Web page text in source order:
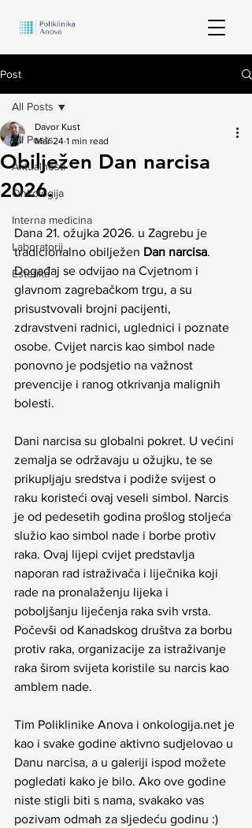
Post
All Posts
Aktualnosti
Onkologija
Interna medicina
Laboratorij
Estetika
All Posts
Obilježen Dan narcisa
2026.
Davor Kust
Mar 24 1 min read
Dana 21. ožujka 2026. u Zagrebu je
tradicionalno obilježen Dan narcisa.
Događaj se odvijao na Cvjetnom i
glavnom zagrebačkom trgu, a su
prisustvovali brojni pacijenti,
zdravstveni radnici, uglednici i poznate
osobe. Cvijet narcis kao simbol nade
ponovno je podsjetio na važnost
prevencije i ranog otkrivanja malignih
bolesti.
Dani narcisa su globalni pokret. U većini
zemalja se održavaju u ožujku, te se
prikupljaju sredstva i podiže svijest o
raku koristeći ovaj veseli simbol. Narcis
je od pedesetih godina prošlog stoljeća
služio kao simbol nade i borbe protiv
raka. Ovaj lijepi cvijet predstavlja
naporan rad istraživača i liječnika koji
rade na pronalaženju lijeka i
poboljšanju liječenja raka svih vrsta.
Počevši od Kanadskog društva za borbu
protiv raka, organizacije za istraživanje
raka širom svijeta koristile su narcis kao
amblem nade.
Tim Poliklinike Anova i onkologija.net je
kao i svake godine aktivno sudjelovao u
Danu narcisa, a u galeriji ispod možete
pogledati kako je bilo. Ako ove godine
niste stigli biti s nama, svakako vas
pozivam odmah za sljedeću godinu :)